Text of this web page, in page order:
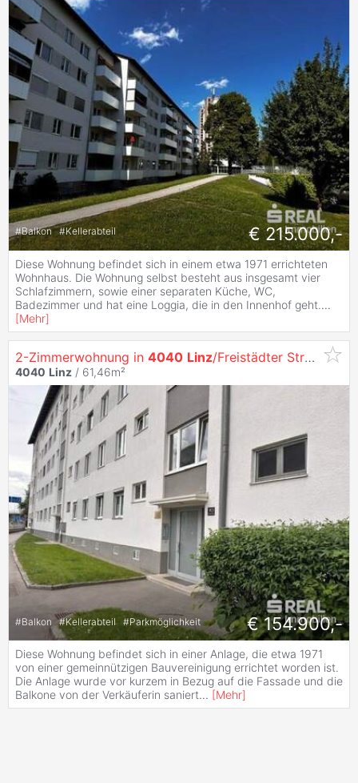
#Balkon #Kellerabteil € 215.000,-
Diese Wohnung befindet sich in einem etwa 1971 errichteten
Wohnhaus. Die Wohnung selbst besteht aus insgesamt vier
Schlafzimmern, sowie einer separaten Küche, WC,
Badezimmer und hat eine Loggia, die in den Innenhof geht....
[Mehr]
2-Zimmerwohnung in 4040 Linz/Freistädter Straße 90 Top 9
4040 Linz / 61,46m²
#Balkon #Kellerabteil #Parkmöglichkeit € 154.900,-
Diese Wohnung befindet sich in einer Anlage, die etwa 1971
von einer gemeinnützigen Bauvereinigung errichtet worden ist.
Die Anlage wurde vor kurzem in Bezug auf die Fassade und die
Balkone von der Verkäuferin saniert... [Mehr]